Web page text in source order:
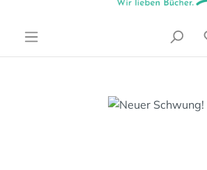
Bildergalerie überspringen